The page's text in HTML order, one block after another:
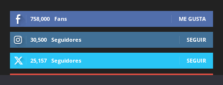
758,000 Fans ME GUSTA
30,500 Seguidores SEGUIR
25,157 Seguidores SEGUIR